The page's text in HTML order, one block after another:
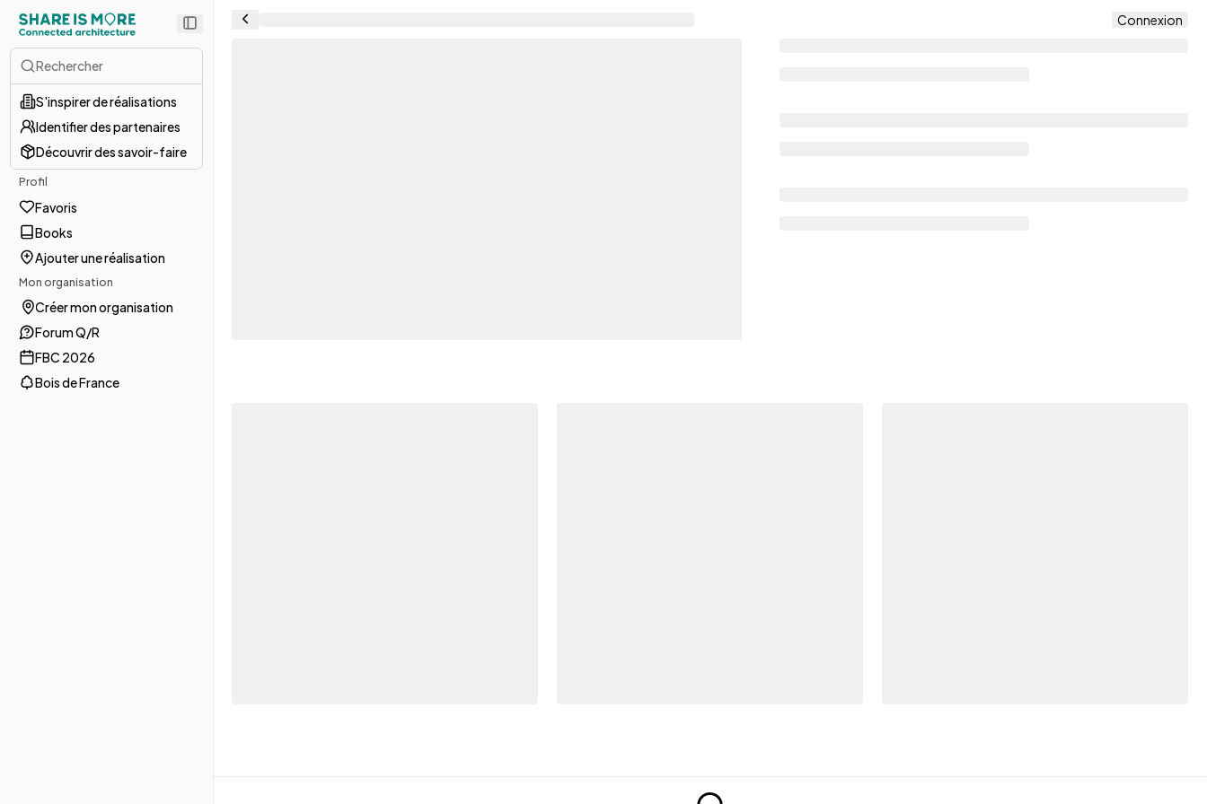
Rechercher
S'inspirer de réalisations
Identifier des partenaires
Découvrir des savoir-faire
Profil
Favoris
Books
Ajouter une réalisation
Mon organisation
Créer mon organisation
Forum Q/R
FBC 2026
Bois de France
Connexion